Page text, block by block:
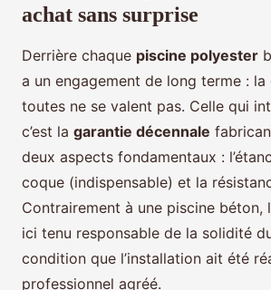
achat sans surprise
Derrière chaque piscine polyester
a un engagement de long terme : la
toutes ne se valent pas. Celle qui
c’est la garantie décennale
deux aspects fondamentaux :
coque (indispensable) et la
Contrairement à une piscine béton,
ici tenu responsable de la solidité
condition que l’installation ait été
professionnel agréé.